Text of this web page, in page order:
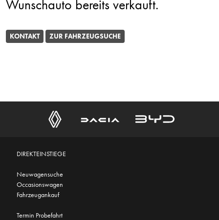
Wunschauto bereits verkauft.
KONTAKT ZUR FAHRZEUGSUCHE
DIREKTEINSTIEGE
Neuwagensuche
Occasionswagen
Fahrzeugankauf
Termin Probefahrt